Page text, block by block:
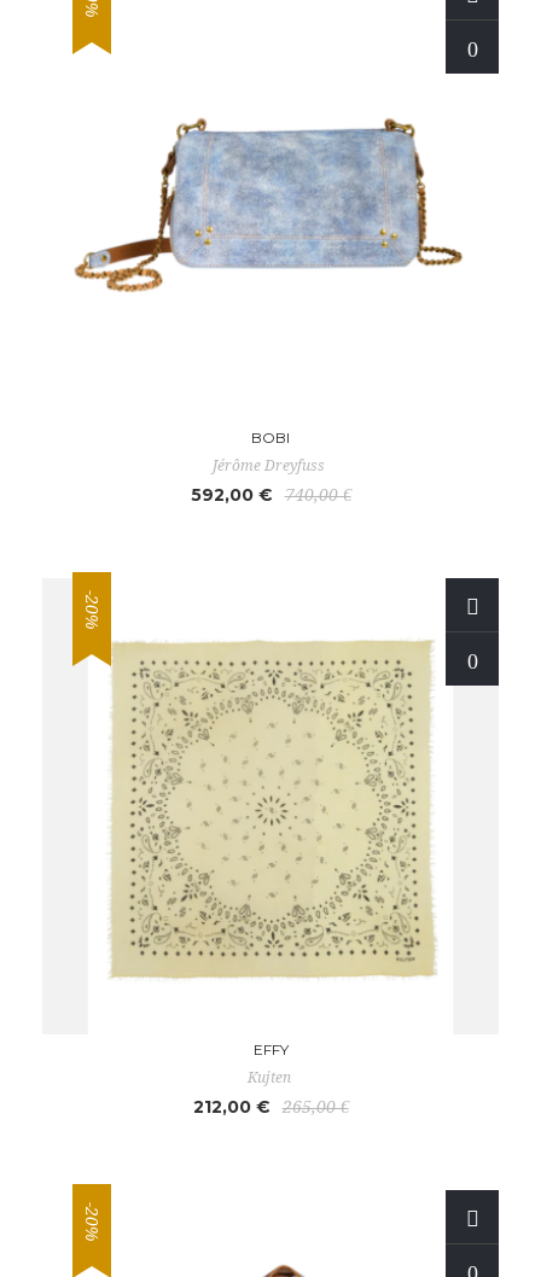
BOBI
Jérôme Dreyfuss
592,00 € 740,00 €
-20%
EFFY
Kujten
212,00 € 265,00 €
-20%